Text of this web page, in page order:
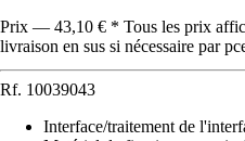
Prix — 43,10 € * Tous les prix
livraison en sus si nécessaire par
Rf. 10039043
Interface/traitement de